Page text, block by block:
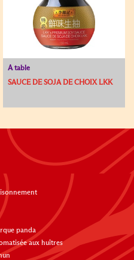
À table
SAUCE DE SOJA DE CHOIX LKK
panda
aux huîtres